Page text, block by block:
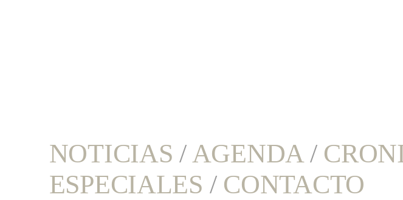
NOTICIAS /AGENDA/
ESPECIALES / CONTACTO